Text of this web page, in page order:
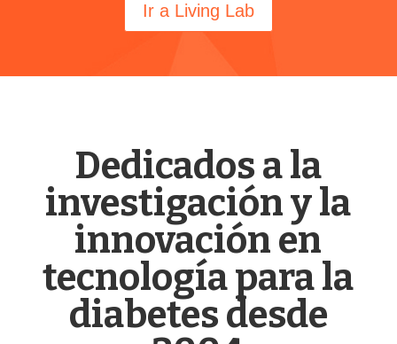
Ir a Living Lab
Dedicados a la
investigación y la
innovación en
tecnología para la
diabetes desde